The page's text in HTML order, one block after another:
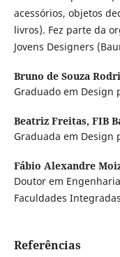
acessórios, objetos
livros). Fez parte da
Jovens Designers
Bruno de Souza
Graduado em Design
Beatriz Freitas, FIB
Graduada em Design
Fábio Alexandre
Doutor em
Faculdades
Referências